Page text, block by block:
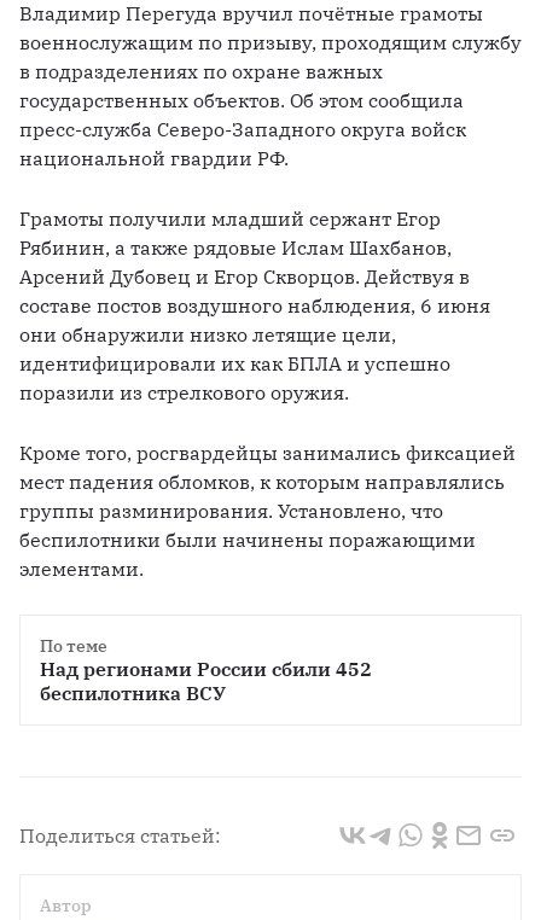
Владимир Перегуда вручил почётные грамоты
военнослужащим по призыву, проходящим службу
в подразделениях по охране важных
государственных объектов. Об этом сообщила
пресс-служба Северо-Западного округа войск
национальной гвардии РФ.
Грамоты получили младший сержант Егор
Рябинин, а также рядовые Ислам Шахбанов,
Арсений Дубовец и Егор Скворцов. Действуя в
составе постов воздушного наблюдения, 6 июня
они обнаружили низко летящие цели,
идентифицировали их как БПЛА и успешно
поразили из стрелкового оружия.
Кроме того, росгвардейцы занимались фиксацией
мест падения обломков, к которым направлялись
группы разминирования. Установлено, что
беспилотники были начинены поражающими
элементами.
По теме
Над регионами России сбили 452
беспилотника ВСУ
Поделиться статьей:
Автор